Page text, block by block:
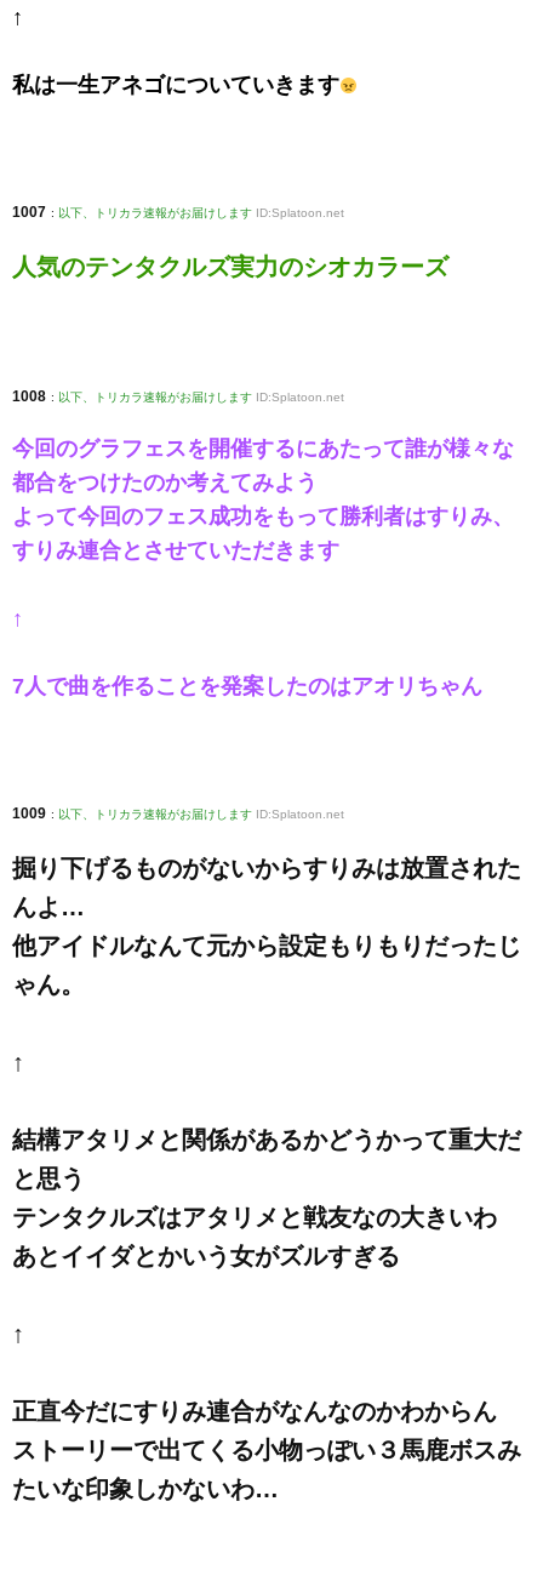
↑
私は一生アネゴについていきます
1007 : 以下、トリカラ速報がお届けします ID:Splatoon.net
人気のテンタクルズ実力のシオカラーズ
1008 : 以下、トリカラ速報がお届けします ID:Splatoon.net
今回のグラフェスを開催するにあたって誰が様々な
都合をつけたのか考えてみよう
よって今回のフェス成功をもって勝利者はすりみ、
すりみ連合とさせていただきます
↑
7人で曲を作ることを発案したのはアオリちゃん
1009 : 以下、トリカラ速報がお届けします ID:Splatoon.net
掘り下げるものがないからすりみは放置された
んよ…
他アイドルなんて元から設定もりもりだったじ
ゃん。
↑
結構アタリメと関係があるかどうかって重大だ
と思う
テンタクルズはアタリメと戦友なの大きいわ
あとイイダとかいう女がズルすぎる
↑
正直今だにすりみ連合がなんなのかわからん
ストーリーで出てくる小物っぽい３馬鹿ボスみ
たいな印象しかないわ…